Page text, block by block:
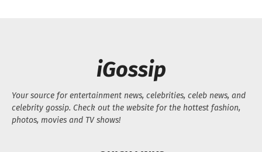
iGossip
Your source for entertainment news, celebrities, celeb news, and
celebrity gossip. Check out the website for the hottest fashion,
photos, movies and TV shows!